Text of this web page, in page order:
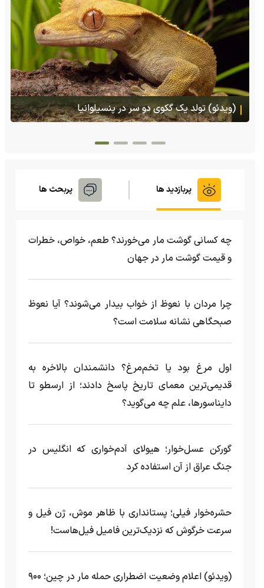
(ویدئو) تصاویر شگفت‌انگیز از مارمولک گلو بادبزنی که
هنگام خطر یک مایع چسبناک از بدنش پرتاب می‌کند
پربازدید ها پربحث ها
چه کسانی گوشت مار می‌خورند؟ طعم، خواص، خطرات
و قیمت گوشت مار در جهان
چرا مردان با نعوظ از خواب بیدار می‌شوند؟ آیا نعوظ
صبحگاهی نشانه سلامت است؟
اول مرغ بود یا تخم‌مرغ؟ دانشمندان بالاخره به
قدیمی‌ترین معمای تاریخ پاسخ دادند؛ از ارسطو تا
دایناسورها، علم چه می‌گوید؟
گورکن عسل‌خوار؛ هیولای آدم‌خواری که انگلیس در
جنگ عراق از آن استفاده کرد
حشره‌خوار فیلی؛ پستانداری با ظاهر موش، ژن فیل و
سرعت خرگوش که نزدیک‌ترین فامیل فیل‌هاست!
(ویدئو) اعلام وضعیت اضطراری حمله مار‌ در چین؛ ۹۰۰